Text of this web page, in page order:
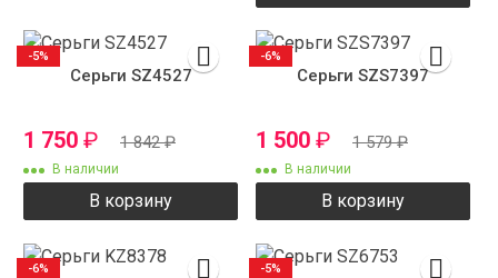
Серьги SZ4527
1 750 ₽ 1 842₽
В наличии
В корзину
-5%
Серьги SZS7397
1 500 ₽ 1 579₽
В наличии
В корзину
-6%
-6% -5%